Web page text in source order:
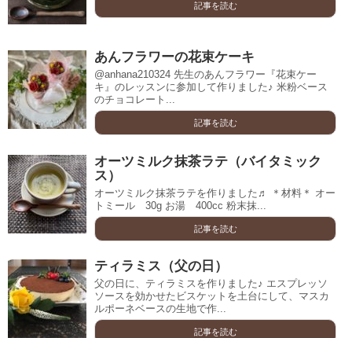
記事を読む
あんフラワーの花束ケーキ
@anhana210324 先生のあんフラワー『花束ケー
キ』のレッスンに参加して作りました♪ 米粉ベース
のチョコレート...
記事を読む
オーツミルク抹茶ラテ（バイタミック
ス）
オーツミルク抹茶ラテを作りました♬ ＊材料＊ オー
トミール 30g お湯 400cc 粉末抹...
記事を読む
ティラミス（父の日）
父の日に、ティラミスを作りました♪ エスプレッソ
ソースを効かせたビスケットを土台にして、マスカ
ルポーネベースの生地で作...
記事を読む